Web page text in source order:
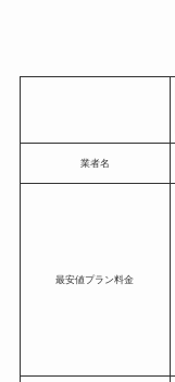
業者名
最安値プラン料金